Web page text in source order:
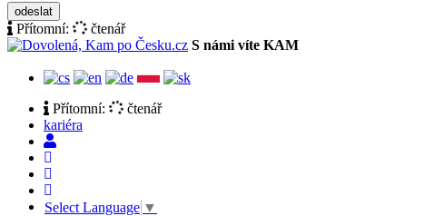
odeslat
Přítomní:
čtenář
S námi víte KAM
Přítomní:
čtenář
kariéra
Select Language ▼